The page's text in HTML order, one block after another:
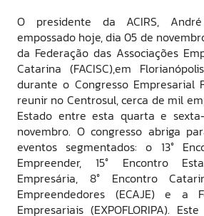
O presidente da ACIRS,
empossado hoje, dia 05 de
da Federação das Associações
Catarina (FACISC),em
durante o Congresso Empresarial
reunir no Centrosul, cerca de mil
Estado entre esta quarta e
novembro. O congresso abriga
eventos segmentados: o 13°
Empreender, 15° Encontro
Empresária, 8° Encontro
Empreendedores (ECAJE) e a
Empresariais (EXPOFLORIPA).